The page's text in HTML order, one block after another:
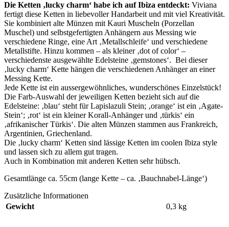
Die Ketten ‚lucky charm‘ habe ich auf Ibiza entdeckt: Viviana
fertigt diese Ketten in liebevoller Handarbeit und mit viel Kreativität.
Sie kombiniert alte Münzen mit Kauri Muscheln (Porzellan
Muschel) und selbstgefertigten Anhängern aus Messing wie
verschiedene Ringe, eine Art ‚Metallschleife‘ und verschiedene
Metallstifte. Hinzu kommen – als kleiner ‚dot of color‘ –
verschiedenste ausgewählte Edelsteine ‚gemstones‘. Bei dieser
‚lucky charm‘ Kette hängen die verschiedenen Anhänger an einer
Messing Kette.
Jede Kette ist ein aussergewöhnliches, wunderschönes Einzelstück!
Die Farb-Auswahl der jeweiligen Ketten bezieht sich auf die
Edelsteine: ‚blau‘ steht für Lapislazuli Stein; ‚orange‘ ist ein ‚Agate-
Stein‘; ‚rot‘ ist ein kleiner Korall-Anhänger und ‚türkis‘ ein
‚afrikanischer Türkis‘. Die alten Münzen stammen aus Frankreich,
Argentinien, Griechenland.
Die ‚lucky charm‘ Ketten sind lässige Ketten im coolen Ibiza style
und lassen sich zu allem gut tragen.
Auch in Kombination mit anderen Ketten sehr hübsch.
Gesamtlänge ca. 55cm (lange Kette – ca. ‚Bauchnabel-Länge‘)
Zusätzliche Informationen
Gewicht
0,3 kg